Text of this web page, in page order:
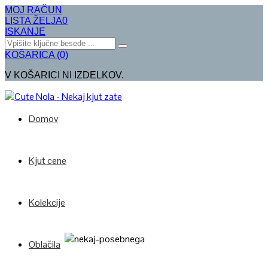
MOJ RAČUN
LISTA ŽELJA0
ISKANJE
Search
KOŠARICA (0)
V KOŠARICI NI IZDELKOV.
Domov
Kjut cene
Kolekcije
Oblačila